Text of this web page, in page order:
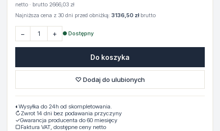
netto · brutto 2666,03 zł
Najniższa cena z 30 dni przed obniżką: 3136,50 złbrutto
− + ● Dostępny
Do koszyka
♡ Dodaj do ulubionych
◐ Wysyłka do 24h od skompletowania.
↻Zwrot 14 dni bez podawania przyczyny
✓Gwarancja producenta do 60 miesięcy
▢Faktura VAT, dostępne ceny netto